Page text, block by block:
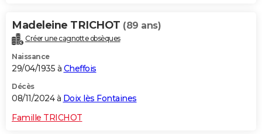
Madeleine TRICHOT (89 ans)
Créer une cagnotte obsèques
Naissance
29/04/1935 à Cheffois
Décès
08/11/2024 à Doix lès Fontaines
Famille TRICHOT